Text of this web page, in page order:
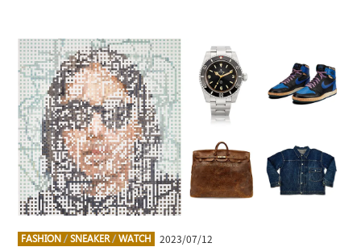
FASHION /SNEAKER/WATCH 2023/07/12